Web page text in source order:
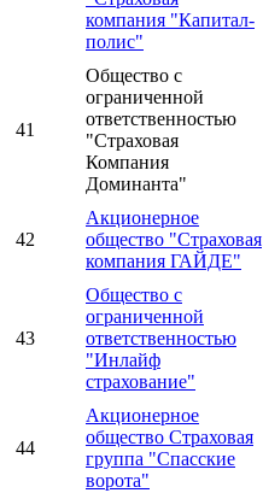
компания "Капитал-
полис"
41
Общество с
ограниченной
ответственностью
"Страховая
Компания
Доминанта"
42
Акционерное
общество "Страховая
компания ГАЙДЕ"
43
Общество с
ограниченной
ответственностью
"Инлайф
страхование"
44
Акционерное
общество Страховая
группа "Спасские
ворота"